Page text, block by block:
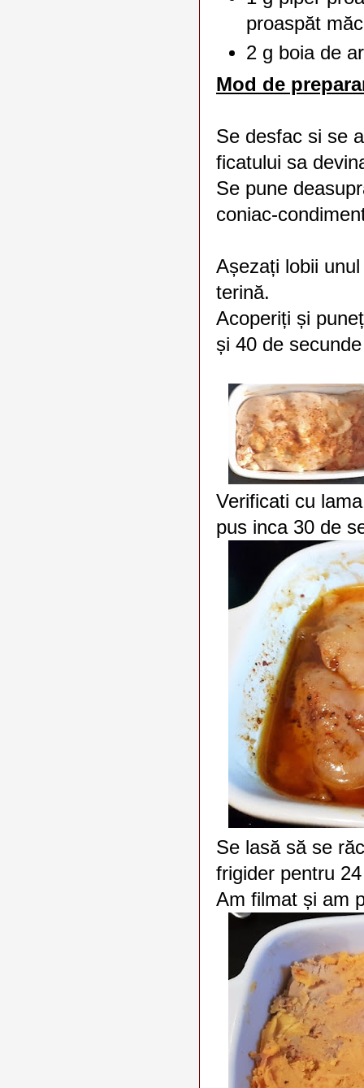
proaspăt
2 g boia de
Mod de
Se desfac si se
ficatului sa
Se pune
coniac-
Așezați lobii
terină.
Acoperiți și
și 40 de
Verificati cu
pus inca 30 de
Se lasă să se
frigider pentru
Am filmat și am